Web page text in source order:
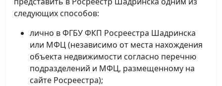
следующих способов:
лично в ФГБУ ФКП Росреестра Шадринска
или МФЦ (независимо от места нахождения
объекта недвижимости согласно перечню
подразделений и МФЦ, размещенному на
сайте Росреестра);